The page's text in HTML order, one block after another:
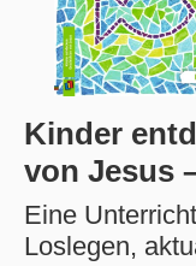
Kinder
von Jesus
Eine
Loslegen,